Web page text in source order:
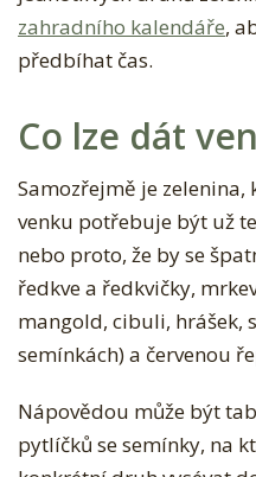
zahradního kalendáře,
předbíhat čas.
Co lze dát
Samozřejmě je
venku potřebuje být už
nebo proto, že by se
ředkve a ředkvičky,
mangold, cibuli, hrášek,
semínkách) a červenou
Nápovědou může být
pytlíčků se semínky, na